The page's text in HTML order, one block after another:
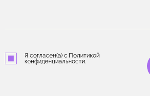
Я согласен(а) с Политикой
конфиденциальности.